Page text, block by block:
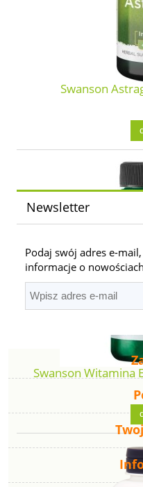
Swanson
Swanson Witamina
Newsletter
Podaj swój adres e-
informacje o